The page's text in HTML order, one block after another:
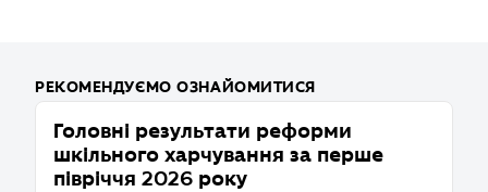
РЕКОМЕНДУЄМО ОЗНАЙОМИТИСЯ
Головні результати реформи
шкільного харчування за перше
півріччя 2026 року